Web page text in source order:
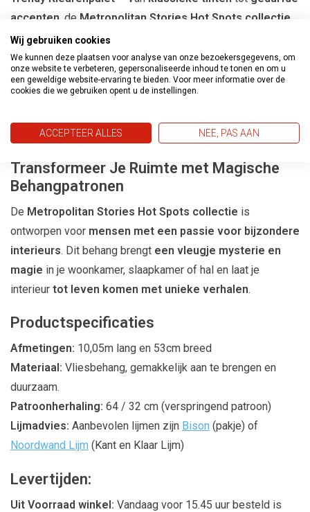
accenten , de Metropolitan Stories Hot Spots collectie
biedtkleuren die perfect aansluiten bij moderne
interieurs.
Gemakkelijk aan te brengen– Dankzij het
vliesbehangmateriaalis dit behang eenvoudig te
muren.
Transformeer Je Ruimte met Magische
Behangpatronen
De Metropolitan Stories Hot Spots collectie is
ontworpen voor mensen met een passie voor bijzondere
interieurs. Dit behang brengt een vleugje mysterie en
magie in je woonkamer, slaapkamer of hal en laat je
interieur tot leven komen met unieke verhalen.
Productspecificaties
Afmetingen: 10,05m lang en 53cm breed
Materiaal: Vliesbehang, gemakkelijk aan te brengen en
duurzaam.
Patroonherhaling: 64 / 32 cm (verspringend patroon)
Lijmadvies: Aanbevolen lijmen zijn Bison (pakje) of
Noordwand Lijm (Kant en Klaar Lijm)
Levertijden:
Uit Voorraad winkel: Vandaag voor 15.45 uur besteld is
Wij gebruiken cookies
We kunnen deze plaatsen voor analyse van onze bezoekersgegevens, om
onze website te verbeteren, gepersonaliseerde inhoud te tonen en om u
een geweldige website-ervaring te bieden. Voor meer informatie over de
cookies die we gebruiken opent u de instellingen.
ACCEPTEER ALLES NEE, PAS AAN